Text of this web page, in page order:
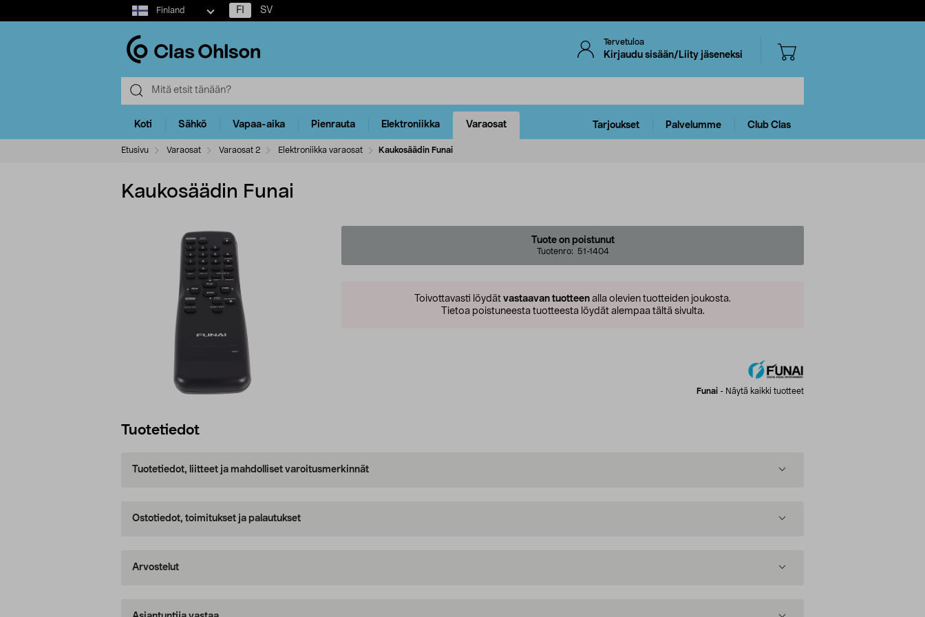
Select
market
Finland FI SV
Tervetuloa
Kirjaudu sisään/Liity jäseneksi
Koti Sähkö Vapaa-aika Pienrauta Elektroniikka Varaosat Tarjoukset Palvelumme Club Clas
Etusivu Varaosat Varaosat 2 Elektroniikka varaosat Kaukosäädin Funai
Kaukosäädin Funai
Tuote on poistunut
Tuotenro: 51-1404
Toivottavasti löydät vastaavan tuotteen alla olevien tuotteiden joukosta.
Tietoa poistuneesta tuotteesta löydät alempaa tältä sivulta.
Funai - Näytä kaikki tuotteet
Tuotetiedot
Tuotetiedot, liitteet ja mahdolliset varoitusmerkinnät
Ostotiedot, toimitukset ja palautukset
Arvostelut